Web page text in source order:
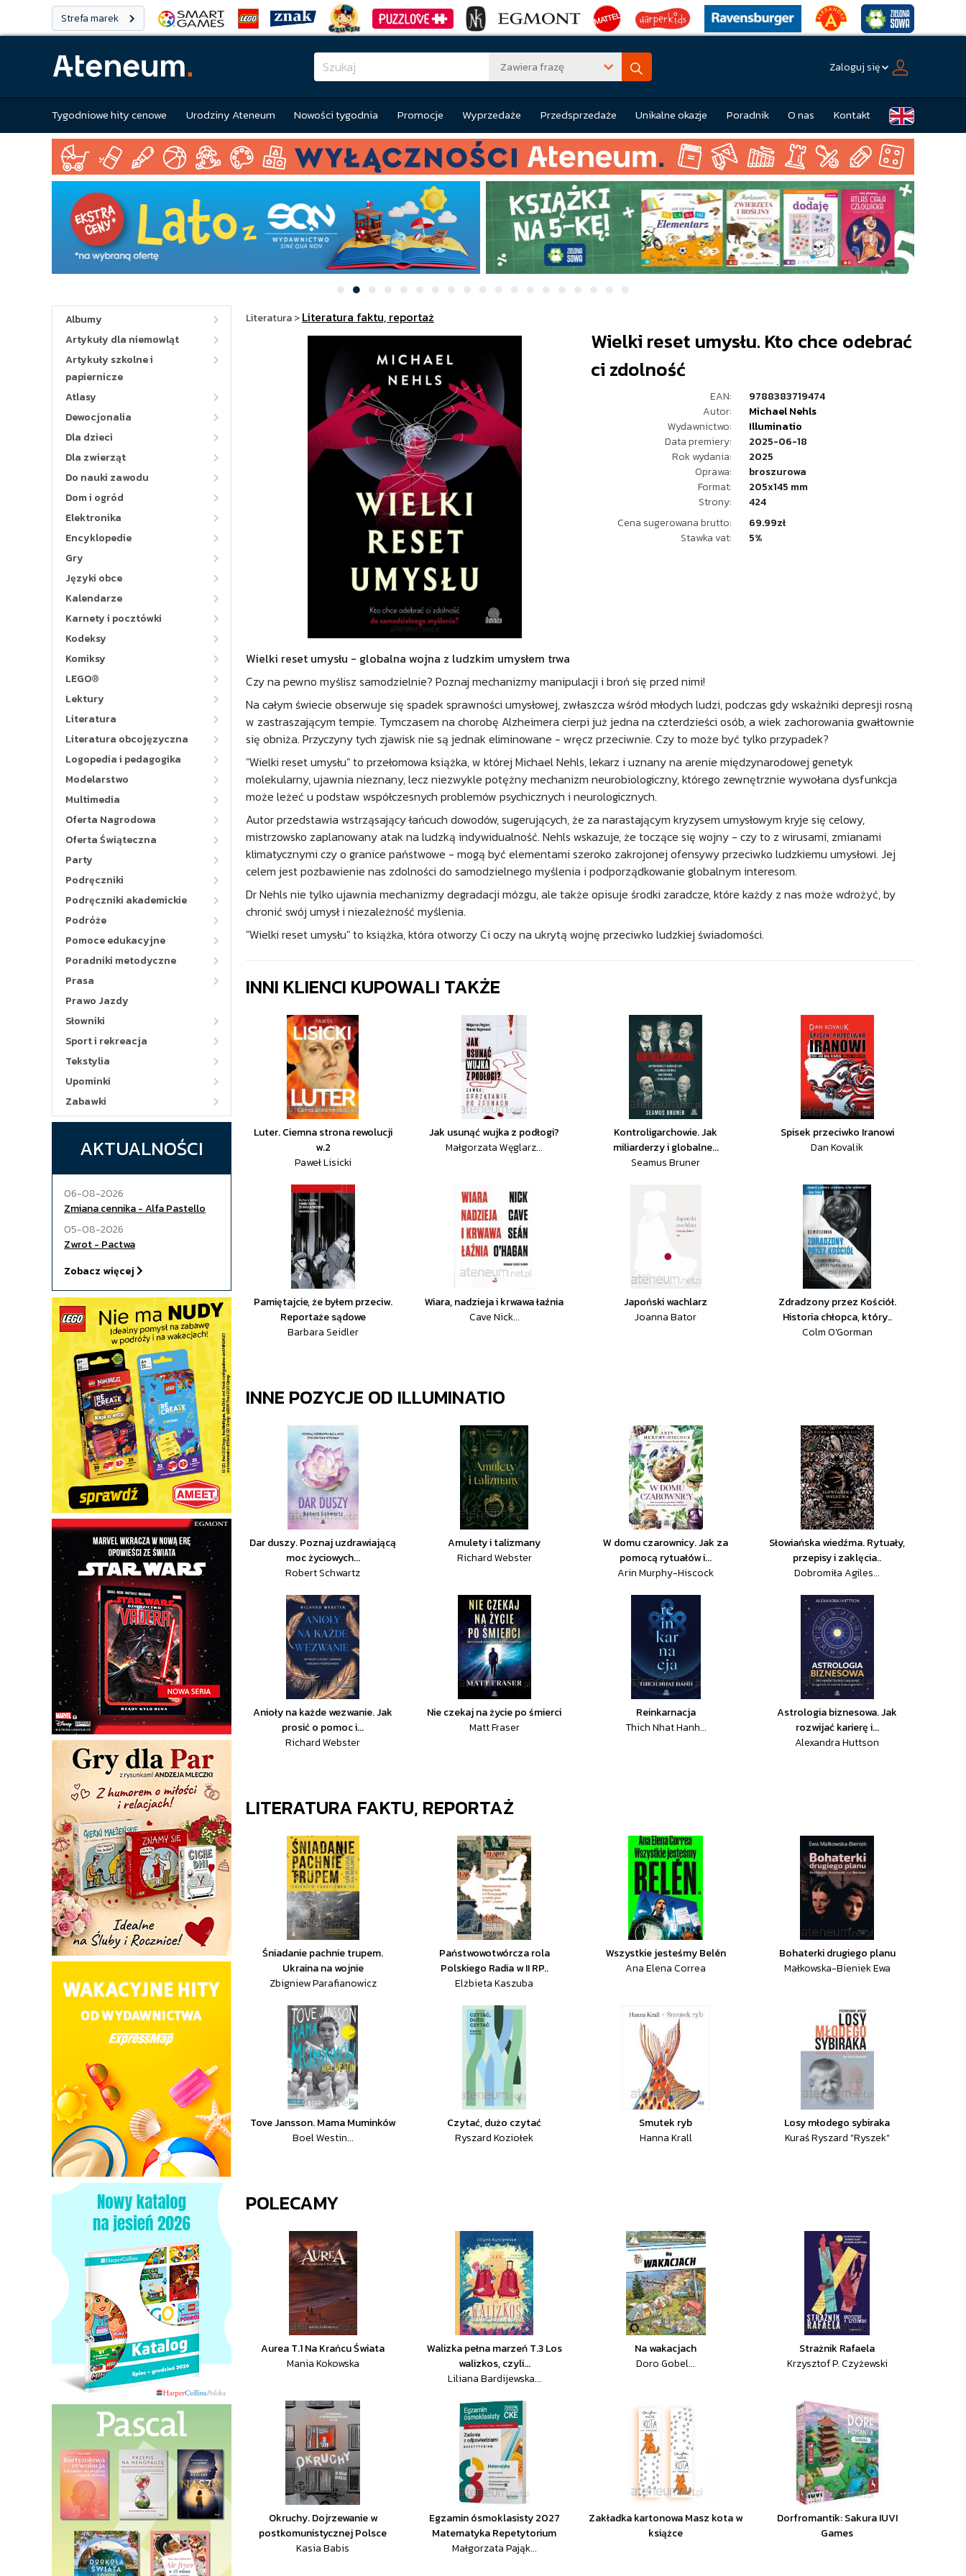
Strefa marek
Zawiera frazę Zaloguj się
Tygodniowe hity cenowe Urodziny Ateneum Nowości tygodnia Promocje Wyprzedaże Przedsprzedaże Unikalne okazje Poradnik O nas Kontakt
Albumy
Artykuły dla niemowląt
Artykuły szkolne i
papiernicze
Atlasy
Dewocjonalia
Dla dzieci
Dla zwierząt
Do nauki zawodu
Dom i ogród
Elektronika
Encyklopedie
Gry
Języki obce
Kalendarze
Karnety i pocztówki
Kodeksy
Komiksy
LEGO®
Lektury
Literatura
Literatura obcojęzyczna
Logopedia i pedagogika
Modelarstwo
Multimedia
Oferta Nagrodowa
Oferta Świąteczna
Party
Podręczniki
Podręczniki akademickie
Podróże
Pomoce edukacyjne
Poradniki metodyczne
Prasa
Prawo Jazdy
Słowniki
Sport i rekreacja
Tekstylia
Upominki
Zabawki
AKTUALNOŚCI
06-08-2026
Zmiana cennika - Alfa Pastello
05-08-2026
Zwrot - Pactwa
Zobacz więcej
Literatura>Literatura faktu, reportaż
Wielki reset umysłu. Kto chce odebrać
ci zdolność
EAN:
9788383719474
Autor:
Michael Nehls
Wydawnictwo:
Illuminatio
Data premiery:
2025-06-18
Rok wydania:
2025
Oprawa:
broszurowa
Format:
205x145 mm
Strony:
424
Cena sugerowana brutto:
69.99zł
Stawka vat:
5%
Wielki reset umysłu - globalna wojna z ludzkim umysłem trwa
Czy na pewno myślisz samodzielnie? Poznaj mechanizmy manipulacji i broń się przed nimi!
Na całym świecie obserwuje się spadek sprawności umysłowej, zwłaszcza wśród młodych ludzi, podczas gdy wskaźniki depresji rosną
w zastraszającym tempie. Tymczasem na chorobę Alzheimera cierpi już jedna na czterdzieści osób, a wiek zachorowania gwałtownie
się obniża. Przyczyny tych zjawisk nie są jednak eliminowane - wręcz przeciwnie. Czy to może być tylko przypadek?
"Wielki reset umysłu" to przełomowa książka, w której Michael Nehls, lekarz i uznany na arenie międzynarodowej genetyk
molekularny, ujawnia nieznany, lecz niezwykle potężny mechanizm neurobiologiczny, którego zewnętrznie wywołana dysfunkcja
może leżeć u podstaw współczesnych problemów psychicznych i neurologicznych.
Autor przedstawia wstrząsający łańcuch dowodów, sugerujących, że za narastającym kryzysem umysłowym kryje się celowy,
mistrzowsko zaplanowany atak na ludzką indywidualność. Nehls wskazuje, że toczące się wojny - czy to z wirusami, zmianami
klimatycznymi czy o granice państwowe - mogą być elementami szeroko zakrojonej ofensywy przeciwko ludzkiemu umysłowi. Jej
celem jest pozbawienie nas zdolności do samodzielnego myślenia i podporządkowanie globalnym interesom.
Dr Nehls nie tylko ujawnia mechanizmy degradacji mózgu, ale także opisuje środki zaradcze, które każdy z nas może wdrożyć, by
chronić swój umysł i niezależność myślenia.
"Wielki reset umysłu" to książka, która otworzy Ci oczy na ukrytą wojnę przeciwko ludzkiej świadomości.
INNI KLIENCI KUPOWALI TAKŻE
Luter. Ciemna strona rewolucji
w.2
Paweł Lisicki
Jak usunąć wujka z podłogi?
Małgorzata Węglarz...
Kontroligarchowie. Jak
miliarderzy i globalne...
Seamus Bruner
Spisek przeciwko Iranowi
Dan Kovalik
Pamiętajcie, że byłem przeciw.
Reportaże sądowe
Barbara Seidler
Wiara, nadzieja i krwawa łaźnia
Cave Nick...
Japoński wachlarz
Joanna Bator
Zdradzony przez Kościół.
Historia chłopca, który..
Colm O'Gorman
INNE POZYCJE OD ILLUMINATIO
Dar duszy. Poznaj uzdrawiającą
moc życiowych...
Robert Schwartz
Amulety i talizmany
Richard Webster
W domu czarownicy. Jak za
pomocą rytuałów i...
Arin Murphy-Hiscock
Słowiańska wiedźma. Rytuały,
przepisy i zaklęcia..
Dobromiła Agiles...
Anioły na każde wezwanie. Jak
prosić o pomoc i...
Richard Webster
Nie czekaj na życie po śmierci
Matt Fraser
Reinkarnacja
Thich Nhat Hanh...
Astrologia biznesowa. Jak
rozwijać karierę i...
Alexandra Huttson
LITERATURA FAKTU, REPORTAŻ
Śniadanie pachnie trupem.
Ukraina na wojnie
Zbigniew Parafianowicz
Państwowotwórcza rola
Polskiego Radia w II RP..
Elżbieta Kaszuba
Wszystkie jesteśmy Belén
Ana Elena Correa
Bohaterki drugiego planu
Małkowska-Bieniek Ewa
Tove Jansson. Mama Muminków
Boel Westin...
Czytać, dużo czytać
Ryszard Koziołek
Smutek ryb
Hanna Krall
Losy młodego sybiraka
Kuraś Ryszard "Ryszek"
POLECAMY
Aurea T.1 Na Krańcu Świata
Mania Kokowska
Walizka pełna marzeń T.3 Los
walizkos, czyli...
Liliana Bardijewska...
Na wakacjach
Doro Gobel...
Strażnik Rafaela
Krzysztof P. Czyżewski
Okruchy. Dojrzewanie w
postkomunistycznej Polsce
Kasia Babis
Egzamin ósmoklasisty 2027
Matematyka Repetytorium
Małgorzata Pająk...
Zakładka kartonowa Masz kota w
książce
Dorfromantik: Sakura IUVI
Games